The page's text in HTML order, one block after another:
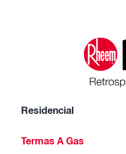
Residencial
Termas A Gas